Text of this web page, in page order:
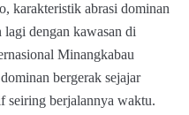
karakteristik abrasi dominan
dengan kawasan di
Minangkabau
bergerak sejajar
seiring berjalannya waktu.